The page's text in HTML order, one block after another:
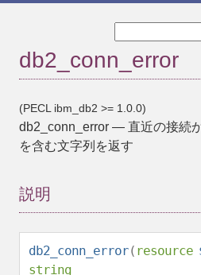
db2_conn_error
(PECL ibm_db2 >= 1.0.0)
db2_conn_error — 直近の接続
を含む文字列を返す
説明
db2_conn_error( resource
string